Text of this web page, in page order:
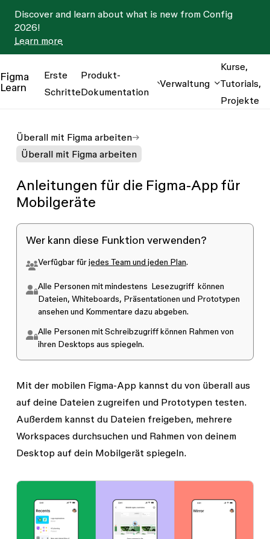
Discover and learn about what is new from Config
2026!
Learn more
Figma
Learn
Erste
Schritte
Produkt-
Dokumentation
Verwaltung
Kurse,
Tutorials,
Projekte
Überall mit Figma arbeiten
Überall mit Figma arbeiten
Anleitungen für die Figma-App für
Mobilgeräte
Wer kann diese Funktion verwenden?
Verfügbar fürjedes Team und jeden Plan.
Alle Personen mit mindestens Lesezugriffkönnen
Dateien, Whiteboards, Präsentationen und Prototypen
ansehen und Kommentare dazu abgeben.
Alle Personen mitSchreibzugriffkönnen Rahmen von
ihren Desktops aus spiegeln.
Mit der mobilen Figma-App kannst du von überall aus
auf deine Dateien zugreifen und Prototypen testen.
Außerdem kannst du Dateien freigeben, mehrere
Workspaces durchsuchen und Rahmen von deinem
Desktop auf dein Mobilgerät spiegeln.